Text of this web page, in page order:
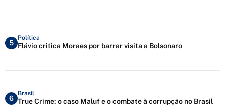
5
Política
Flávio critica Moraes por barrar visita a Bolsonaro
6
Brasil
True Crime: o caso Maluf e o combate à corrupção no Brasil